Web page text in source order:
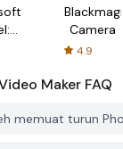
Blackmagic
Camera
4.9
Maker FAQ